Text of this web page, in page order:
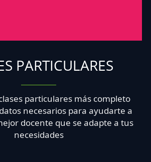
PARTICULARES
particulares más completo
necesarios para ayudarte a
docente que se adapte a tus
necesidades